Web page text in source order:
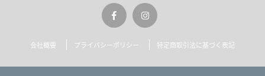
会社概要 プライバシーポリシー 特定商取引法に基づく表記